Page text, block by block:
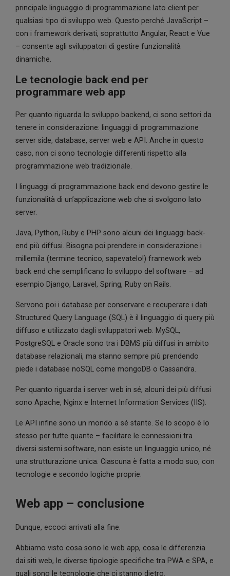
principale linguaggio di programmazione lato client per
qualsiasi tipo di sviluppo web. Questo perché JavaScript –
con i framework derivati, soprattutto Angular, React e Vue
– consente agli sviluppatori di gestire funzionalità
dinamiche.
Le tecnologie back end per
programmare web app
Per quanto riguarda lo sviluppo backend, ci sono settori da
tenere in considerazione: linguaggi di programmazione
server side, database, server web e API. Anche in questo
caso, non ci sono tecnologie differenti rispetto alla
programmazione web tradizionale.
I linguaggi di programmazione back end devono gestire le
funzionalità di un’applicazione web che si svolgono lato
server.
Java, Python, Ruby e PHP sono alcuni dei linguaggi back-
end più diffusi. Bisogna poi prendere in considerazione i
millemila (termine tecnico, sapevatelo!) framework web
back end che semplificano lo sviluppo del software – ad
esempio Django, Laravel, Spring, Ruby on Rails.
Servono poi i database per conservare e recuperare i dati.
Structured Query Language (SQL) è il linguaggio di query più
diffuso e utilizzato dagli sviluppatori web. MySQL,
PostgreSQL e Oracle sono tra i DBMS più diffusi in ambito
database relazionali, ma stanno sempre più prendendo
piede i database noSQL come mongoDB o Cassandra.
Per quanto riguarda i server web in sé, alcuni dei più diffusi
sono Apache, Nginx e Internet Information Services (IIS).
Le API infine sono un mondo a sé stante. Se lo scopo è lo
stesso per tutte quante – facilitare le connessioni tra
diversi sistemi software, non esiste un linguaggio unico, né
una strutturazione unica. Ciascuna è fatta a modo suo, con
tecnologie e secondo logiche proprie.
Web app – conclusione
Dunque, eccoci arrivati alla fine.
Abbiamo visto cosa sono le web app, cosa le differenzia
dai siti web, le diverse tipologie specifiche tra PWA e SPA, e
quali sono le tecnologie che ci stanno dietro.